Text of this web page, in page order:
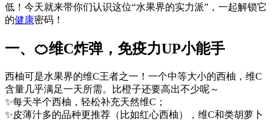
低！今天就来带你们认识这位“水果界的实力派”，一起解锁它
的健康密码！
一、🍊维C炸弹，免疫力UP小能手
西柚可是水果界的维C王者之一！一个中等大小的西柚，维C
含量几乎满足一天所需。比橙子还要高出不少呢～
✨每天半个西柚，轻松补充天然维C；
✨皮薄汁多的品种更推荐（比如红心西柚），维C和类胡萝卜